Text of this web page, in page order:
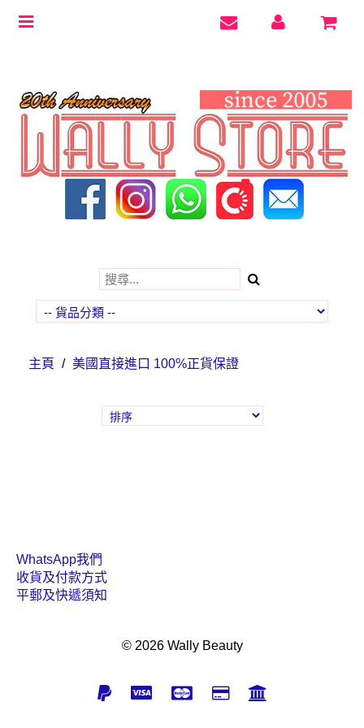
Toggle
主頁 / 美國直接進口 100%正貨保證
WhatsApp我們
收貨及付款方式
平郵及快遞須知
© 2026 Wally Beauty